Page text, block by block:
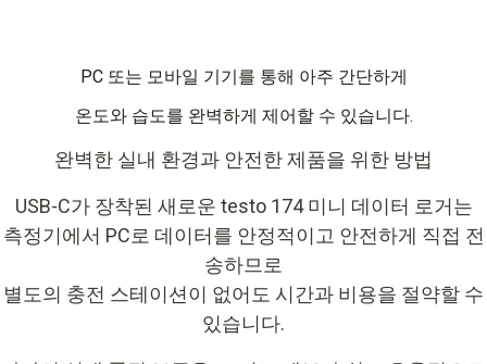
PC 또는 모바일 기기를 통해 아주 간단하게
온도와 습도를 완벽하게 제어할 수 있습니다.
완벽한 실내 환경과 안전한 제품을 위한 방법
USB-C가 장착된 새로운 testo 174 미니 데이터 로거는
측정기에서 PC로 데이터를 안정적이고 안전하게 직접 전
송하므로
별도의 충전 스테이션이 없어도 시간과 비용을 절약할 수
있습니다.